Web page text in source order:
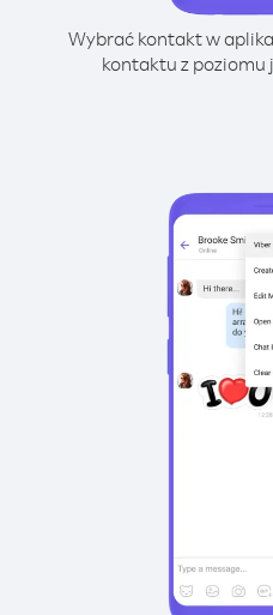
Wybrać kontakt w
kontaktu z poziomu